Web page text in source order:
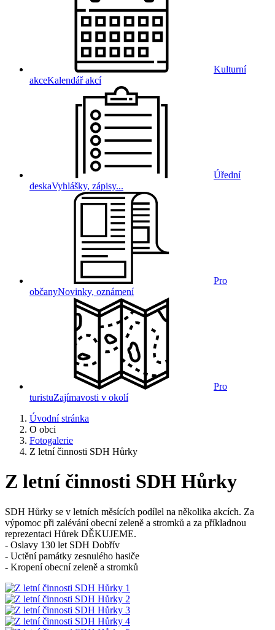
Kulturní
akceKalendář akcí
Úřední
deskaVyhlášky, zápisy...
Pro
občanyNovinky, oznámení
Pro
turistuZajímavosti v okolí
Úvodní stránka
O obci
Fotogalerie
Z letní činnosti SDH Hůrky
Z letní činnosti SDH Hůrky
SDH Hůrky se v letních měsících podílel na několika akcích. Za
výpomoc při zalévání obecní zeleně a stromků a za příkladnou
reprezentaci Hůrek DĚKUJEME.
- Oslavy 130 let SDH Dobřív
- Uctění památky zesnulého hasiče
- Kropení obecní zeleně a stromků